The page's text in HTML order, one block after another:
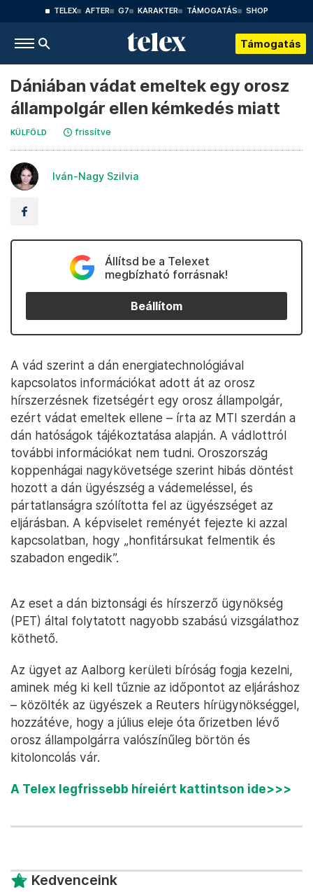
TELEX AFTER G7 KARAKTER TÁMOGATÁS SHOP
Támogatás
Dániában vádat emeltek egy orosz
állampolgár ellen kémkedés miatt
KÜLFÖLD frissítve
Iván-Nagy Szilvia
Állítsd be a Telexet
megbízható forrásnak!
Beállítom
A vád szerint a dán energiatechnológiával
kapcsolatos információkat adott át az orosz
hírszerzésnek fizetségért egy orosz állampolgár,
ezért vádat emeltek ellene – írta az MTI szerdán a
dán hatóságok tájékoztatása alapján. A vádlottról
további információkat nem tudni. Oroszország
koppenhágai nagykövetsége szerint hibás döntést
hozott a dán ügyészség a vádemeléssel, és
pártatlanságra szólította fel az ügyészséget az
eljárásban. A képviselet reményét fejezte ki azzal
kapcsolatban, hogy „honfitársukat felmentik és
szabadon engedik”.
Az eset a dán biztonsági és hírszerző ügynökség
(PET) által folytatott nagyobb szabású vizsgálathoz
köthető.
Az ügyet az Aalborg kerületi bíróság fogja kezelni,
aminek még ki kell tűznie az időpontot az eljáráshoz
– közölték az ügyészek a Reuters hírügynökséggel,
hozzátéve, hogy a július eleje óta őrizetben lévő
orosz állampolgárra valószínűleg börtön és
kitoloncolás vár.
A Telex legfrissebb híreiért kattintson ide>>>
Kedvenceink